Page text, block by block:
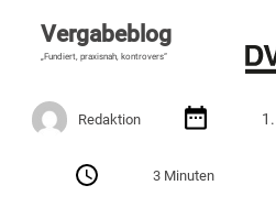
Vergabeblog
„Fundiert, praxisnah, kontrovers“
Redaktion
3 Minuten